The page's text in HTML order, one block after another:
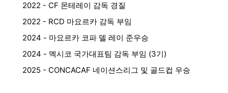
2022 - CF 몬테레이 감독 경질
2022 - RCD 마요르카 감독 부임
2024 - 마요르카 코파 델 레이 준우승
2024 - 멕시코 국가대표팀 감독 부임 (3기)
2025 - CONCACAF 네이션스리그 및 골드컵 우승